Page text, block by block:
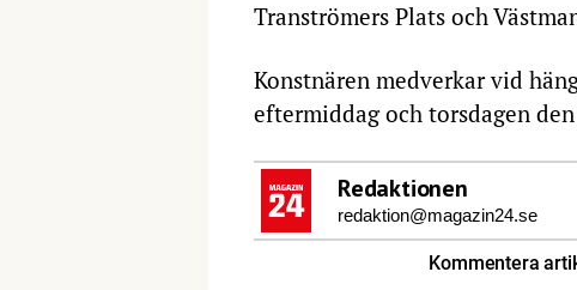
Tranströmers Plats och
Konstnären medverkar vid
eftermiddag och torsdagen
Redaktionen
redaktion@magazin24.se
Kommentera